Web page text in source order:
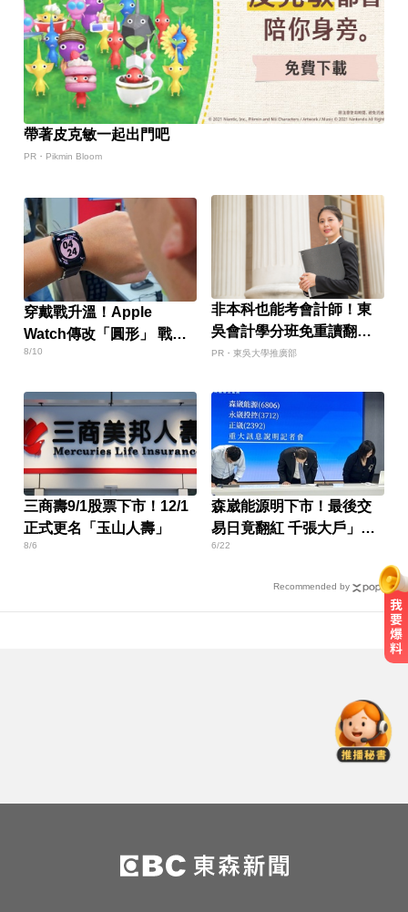
帶著皮克敏一起出門吧
PR・Pikmin Bloom
穿戴戰升溫！Apple
Watch傳改「圓形」 戰三
星、谷歌
8/10
非本科也能考會計師！東
吳會計學分班免重讀翻轉
職涯
PR・東吳大學推廣部
三商壽9/1股票下市！12/1
正式更名「玉山人壽」
8/6
森崴能源明下市！最後交
易日竟翻紅 千張大戶」動
向曝光
6/22
Recommended by
轉折」遺孀獨扛後事
還有新颱風？罕見「3颱風+1熱帶低
壓」 降雨時程出爐